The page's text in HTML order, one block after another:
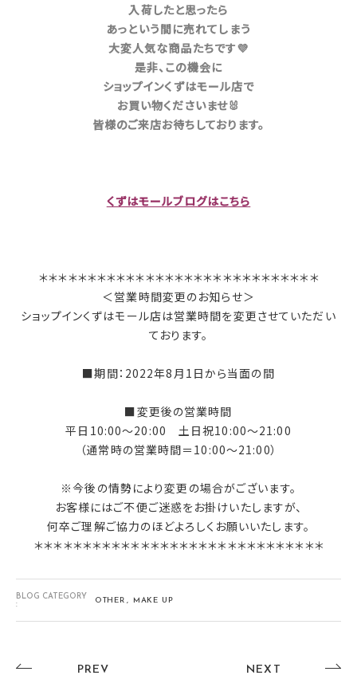
入荷したと思ったら
あっという間に売れてしまう
大変人気な商品たちです💜
是非、この機会に
ショップインくずはモール店で
お買い物くださいませ🐰
皆様のご来店お待ちしております。
くずはモールブログはこちら
＊＊＊＊＊＊＊＊＊＊＊＊＊＊＊＊＊＊＊＊＊＊＊＊＊＊＊＊＊
＜営業時間変更のお知らせ＞
ショップインくずはモール店は営業時間を変更させていただい
ております。
■期間：2022年8月1日から当面の間
■変更後の営業時間
平日10:00～20:00 土日祝10:00～21:00
（通常時の営業時間＝10:00～21:00）
※今後の情勢により変更の場合がございます。
お客様にはご不便ご迷惑をお掛けいたしますが、
何卒ご理解ご協力のほどよろしくお願いいたします。
＊＊＊＊＊＊＊＊＊＊＊＊＊＊＊＊＊＊＊＊＊＊＊＊＊＊＊＊＊＊
BLOG CATEGORY
:
OTHER MAKE UP
PREV NEXT